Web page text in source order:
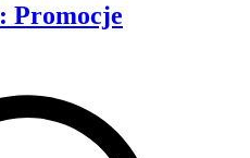
: Promocje